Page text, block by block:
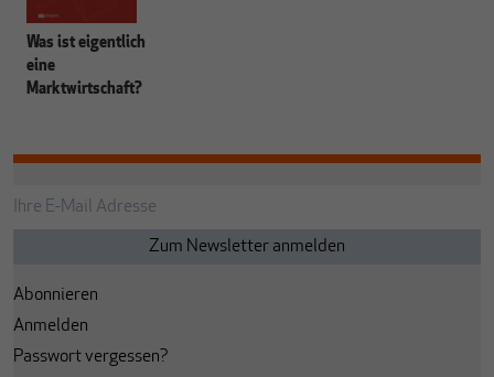
Was ist eigentlich
eine
Marktwirtschaft?
Abonnieren
Anmelden
Passwort vergessen?